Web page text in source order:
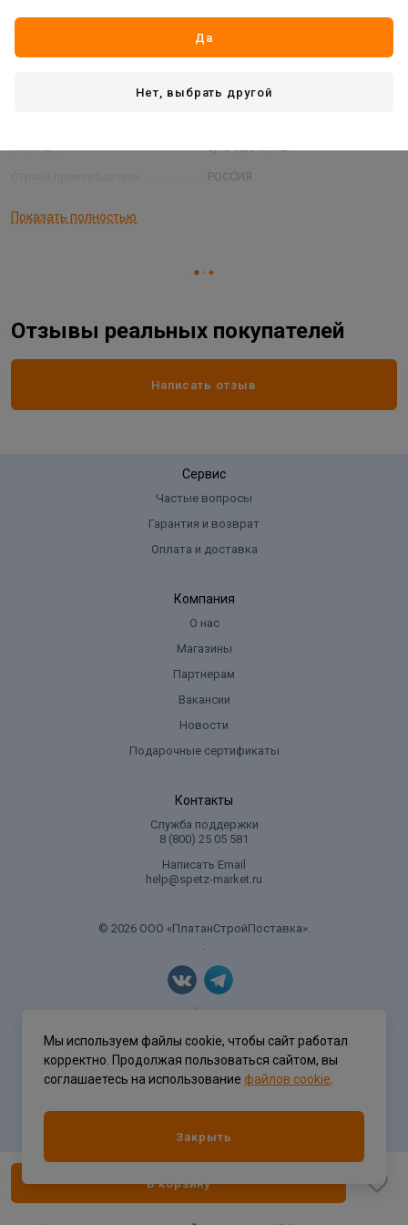
В корзину
Основа: акрил
голубой
Расход: 0,15-0,20 кг/м2
РОССИЯ
Показать полностью
Отзывы реальных покупателей
Написать отзыв
Сервис
Частые вопросы
Гарантия и возврат
Оплата и доставка
Компания
О нас
Магазины
Партнерам
Вакансии
Новости
Подарочные сертификаты
Контакты
Служба поддержки
8 (800) 25 05 581
Написать Email
help@spetz-market.ru
© 2026 ООО «ПлатанСтройПоставка».
.
Политика конфиденциальности
Да
Нет, выбрать другой
Мы используем файлы cookie, чтобы сайт работал
корректно. Продолжая пользоваться сайтом, вы
соглашаетесь на использование файлов cookie
Закрыть